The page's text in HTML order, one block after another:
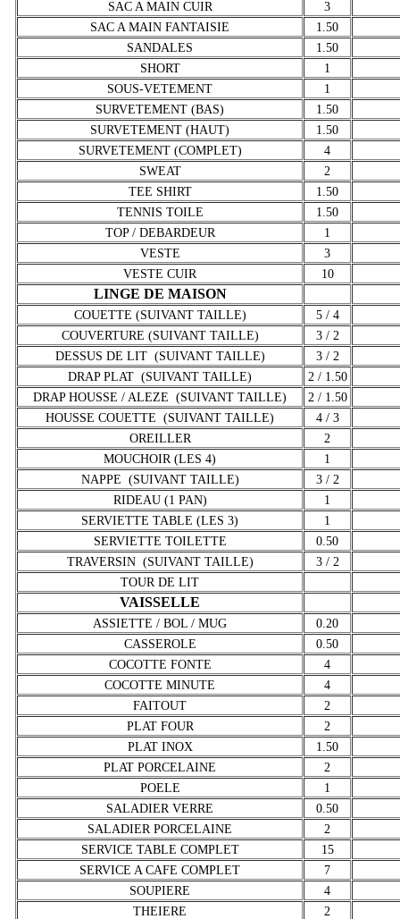
SAC A MAIN CUIR
3
SAC A MAIN FANTAISIE
1.50
SANDALES
1.50
SHORT
1
SOUS-VETEMENT
1
SURVETEMENT (BAS)
1.50
SURVETEMENT (HAUT)
1.50
SURVETEMENT (COMPLET)
4
SWEAT
2
TEE SHIRT
1.50
TENNIS TOILE
1.50
TOP / DEBARDEUR
1
VESTE
3
VESTE CUIR
10
LINGE DE MAISON
COUETTE (SUIVANT TAILLE)
5 / 4
COUVERTURE (SUIVANT TAILLE)
3 / 2
DESSUS DE LIT (SUIVANT TAILLE)
3 / 2
DRAP PLAT (SUIVANT TAILLE)
2 / 1.50
DRAP HOUSSE / ALEZE (SUIVANT TAILLE)
2 / 1.50
HOUSSE COUETTE (SUIVANT TAILLE)
4 / 3
OREILLER
2
MOUCHOIR (LES 4)
1
NAPPE (SUIVANT TAILLE)
3 / 2
RIDEAU (1 PAN)
1
SERVIETTE TABLE (LES 3)
1
SERVIETTE TOILETTE
0.50
TRAVERSIN (SUIVANT TAILLE)
3 / 2
TOUR DE LIT
VAISSELLE
ASSIETTE / BOL / MUG
0.20
CASSEROLE
0.50
COCOTTE FONTE
4
COCOTTE MINUTE
4
FAITOUT
2
PLAT FOUR
2
PLAT INOX
1.50
PLAT PORCELAINE
2
POELE
1
SALADIER VERRE
0.50
SALADIER PORCELAINE
2
SERVICE TABLE COMPLET
15
SERVICE A CAFE COMPLET
7
SOUPIERE
4
THEIERE
2